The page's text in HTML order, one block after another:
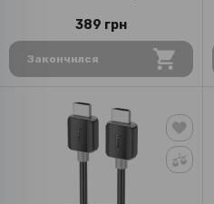
389 грн
Закончился